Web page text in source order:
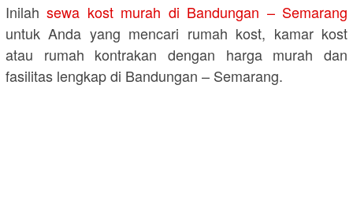
Inilahsewa kost murah di Bandungan – Semarang
untuk Anda yang mencari rumah kost, kamar kost
atau rumah kontrakan dengan harga murah dan
fasilitas lengkap di Bandungan – Semarang.